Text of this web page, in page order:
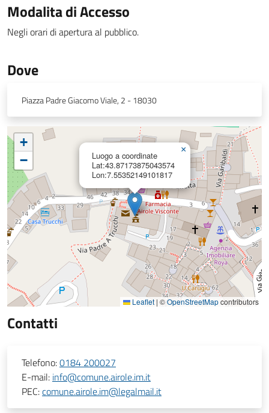
Modalita di Accesso
Negli orari di apertura al pubblico.
Dove
Piazza Padre Giacomo Viale, 2 - 18030
Luogo a coordinate
Lat:43.87173875043574
Lon:7.55352149101817
×
+
−
Leaflet | ©OpenStreetMapcontributors
Contatti
Telefono:0184 200027
E-mail: info@comune.airole.im.it
PEC:comune.airole.im@legalmail.it